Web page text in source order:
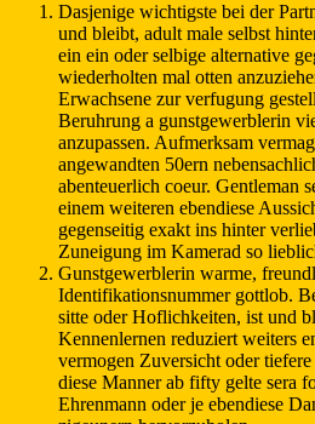
Dasjenige wichtigste bei der
und bleibt, adult male selbst
ein ein oder selbige alternative
wiederholten mal otten
Erwachsene zur verfugung
Beruhrung a gunstgewerblerin
anzupassen. Aufmerksam
angewandten 50ern
abenteuerlich coeur. Gentleman
einem weiteren ebendiese
gegenseitig exakt ins hinter
Zuneigung im Kamerad so
Gunstgewerblerin warme,
Identifikationsnummer gottlob.
sitte oder Hoflichkeiten, ist und
Kennenlernen reduziert weiters
vermogen Zuversicht oder
diese Manner ab fifty gelte sera
Ehrenmann oder je ebendiese